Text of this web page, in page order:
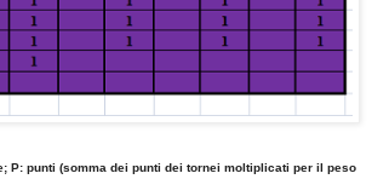
P: punti (somma dei punti dei tornei moltiplicati per il peso